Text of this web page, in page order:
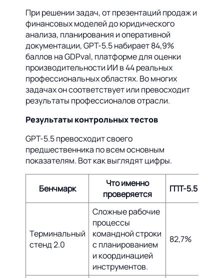
При решении задач, от презентаций продаж и
финансовых моделей до юридического
анализа, планирования и оперативной
документации, GPT-5.5 набирает 84,9%
баллов на GDPval, платформе для оценки
производительности ИИ в 44 реальных
профессиональных областях. Во многих
задачах он соответствует или превосходит
результаты профессионалов отрасли.
Результаты контрольных тестов
GPT-5.5 превосходит своего
предшественника по всем основным
показателям. Вот как выглядят цифры.
Бенчмарк
Что именно
проверяется
ГПТ-5.5
Терминальный
стенд 2.0
Сложные рабочие
процессы
командной строки
с планированием
и координацией
инструментов.
82,7%